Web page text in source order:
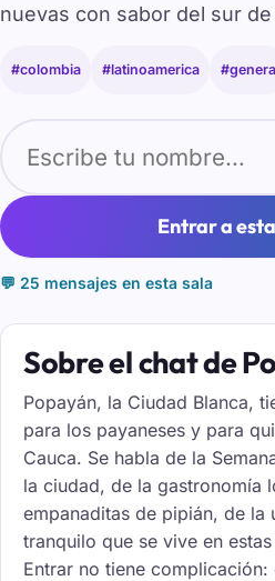
nuevas con sabor del sur de
#colombia #latinoamerica
Entrar a
💬 25 mensajes en esta sala
Sobre el chat de
Popayán, la Ciudad Blanca,
para los payaneses y para
Cauca. Se habla de la
la ciudad, de la gastronomía
empanaditas de pipián, de la
tranquilo que se vive en
Entrar no tiene